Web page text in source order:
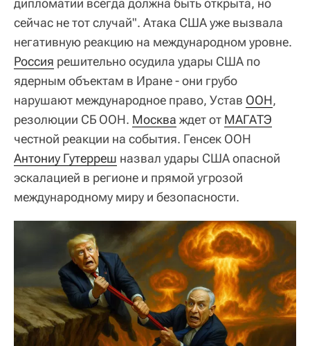
дипломатии всегда должна быть открыта, но
сейчас не тот случай". Атака США уже вызвала
негативную реакцию на международном уровне.
Россия решительно осудила удары США по
ядерным объектам в Иране - они грубо
нарушают международное право, Устав ООН,
резолюции СБ ООН. Москва ждет от МАГАТЭ
честной реакции на события. Генсек ООН
Антониу Гутерреш назвал удары США опасной
эскалацией в регионе и прямой угрозой
международному миру и безопасности.